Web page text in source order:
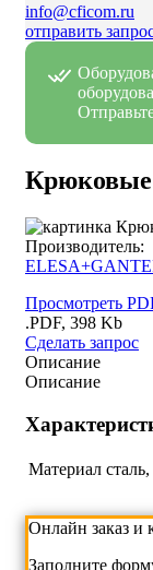
info@cficom.ru
отправить
Производитель:
Просмотреть
.PDF, 398 Kb
Сделать запрос
Описание
Описание
Материал
Онлайн заказ и
Заполните